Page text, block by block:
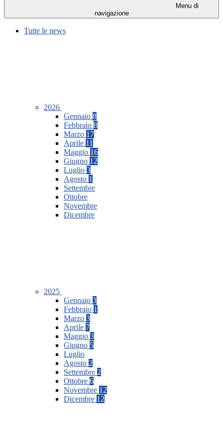
Menu di
navigazione
Tutte le news
2026
Gennaio 8
Febbraio 8
Marzo 17
Aprile 11
Maggio 16
Giugno 12
Luglio 3
Agosto 1
Settembre
Ottobre
Novembre
Dicembre
2025
Gennaio 3
Febbraio 1
Marzo 3
Aprile 7
Maggio 3
Giugno 5
Luglio
Agosto 2
Settembre 2
Ottobre 6
Novembre 12
Dicembre 12